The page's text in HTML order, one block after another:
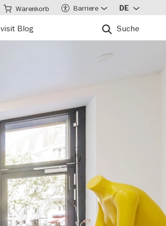
visit Blog Suche
Warenkorb Barriere DE